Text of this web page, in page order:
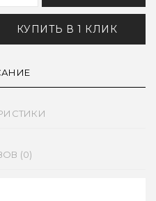
КУПИТЬ В 1 КЛИК
(0)